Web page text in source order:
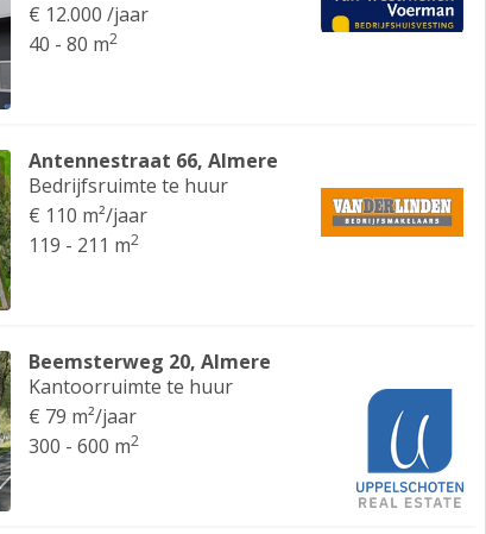
€ 12.000 /jaar
40 - 80 m2
Antennestraat 66, Almere
Bedrijfsruimte te huur
€ 110 m²/jaar
119 - 211 m2
Beemsterweg 20, Almere
Kantoorruimte te huur
€ 79 m²/jaar
300 - 600 m2